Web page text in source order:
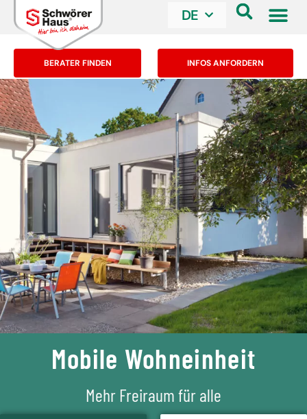
DE
BERATER FINDEN INFOS ANFORDERN
Mobile Wohneinheit
Mehr Freiraum für alle